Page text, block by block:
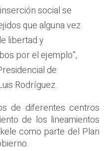
social se
que alguna vez
libertad y
por el ejemplo”,
de
Rodríguez.
de diferentes centros
de los lineamientos
como parte del Plan